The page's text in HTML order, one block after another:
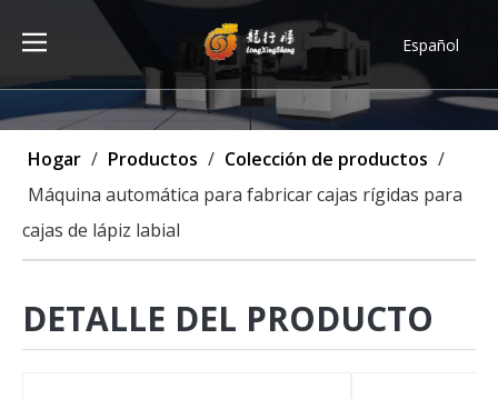
Español
Türk dili
ไทย
Deutsch
Français
العربية
Hogar / Productos / Colección de productos /
Máquina automática para fabricar cajas rígidas para
cajas de lápiz labial
DETALLE DEL PRODUCTO